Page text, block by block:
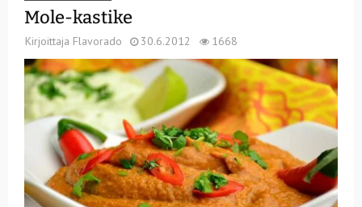
Mole-kastike
Kirjoittaja Flavorado 30.6.2012 1668